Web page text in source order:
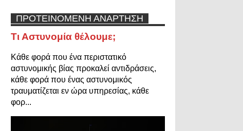
ΠΡΟΤΕΙΝΟΜΕΝΗ ΑΝΑΡΤΗΣΗ
Τι Αστυνομία θέλουμε;
Κάθε φορά που ένα περιστατικό
αστυνομικής βίας προκαλεί αντιδράσεις,
κάθε φορά που ένας αστυνομικός
τραυματίζεται εν ώρα υπηρεσίας, κάθε
φορ...